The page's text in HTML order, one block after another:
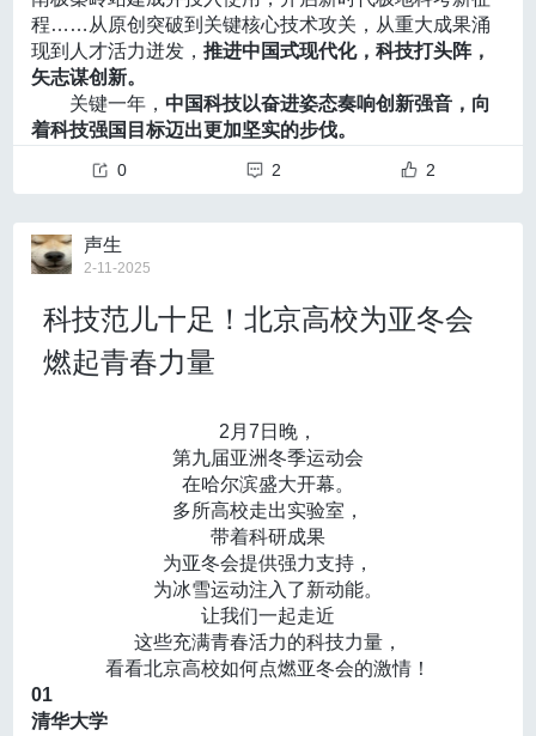
通桥梁，开创了全新的人机交互范式。
数字技术不断创新迭代的同时，人类的感知、认知乃至
社会结构也正经历着深刻的改变。波兹曼（Postman）
从认知的角度分析了现代电子媒介电视如何影响了公众
的信息消费模式，而曼纽尔·卡斯特（Manuel Castells）
分析了信息技术革命如何构建出“网络社会”这一新社会结
构。这启示我们
技术的诞生带来的不仅是效率的提升，
此。脑机接口技术或将促使诞生一个模糊人类和机器界
限的社会，这将伴随着一系列人机伦理、隐私等问题。
河实验室执行主任明东教授在《脑机接口：从科幻走向
现实》一文中警示：“如何确保脑机接口的公平性、安全
性与普遍性，如何平衡技术创新与潜在风险，将是人类
划》），展现出北京建设“人工智能+”新未来的决心。作
为今年本土人工智能大模型代表的DeepSeek，为背景
建设人工智能创新策源地和应用高地带来了有益思考。
王耀祖认为技术突破背后离不开长期的基础研究投入、
跨学科的合作以及算力资源的有效整合。结合这一成功
经验，他指出未来北京市的人工智能建设可以从以下几
eepSeek的成功经验再次印证了这一点。因此，北京市
应进一步加大对底层技术的支持，在政策上为科研提供
研究，为行业发展提供稳固支撑。
其次，DeepSeek 团队的年轻化趋势凸显了 AI 领域人才
培养的新特点，北京市应加快优化人才引进和培养机
时加大对中小企业的扶持力度，为创业团队提供更多资
金与资源支持，打破技术创新的资金壁垒。
合精度训练框架，相较于传统的FP32或BF16，这种方
法可以节省约30%～50%的显存占用，从而降低了整体
训练成本。
大模型训练的另一大成本来自数据标注，传统AI需要海
量高质的人工标注数据，而这部分成本较为昂贵，Deep
Seek则采用数据蒸馏（Data Distillation），大幅降低
数据获取和标注成本。同时模型采用强化学习（Reinfor
cement Learning）替代监督微调，在极少标注数据下
提升推理能力，实现了大幅减少数据需求。
这一过程类似于让学生（小模型）在没有明确纠错和奖
励的情况下，通过自主地探索数据，从经验丰富的老师
（大模型）身上，提取“精华笔记”，以高效的学习方式
学习最“有价值”的数据，进而掌握核心知识。王耀祖
说：“这种数据蒸馏的技术，仅采用传统的1/5的数据量就
可以达到同等效果。”
祖介绍，上述的方式都相当于通过优化模型架构革新降
低算力需求，但传统大模型是通过更强大的计算资源和
高端芯片集群，提高模型的计算速度和处理能力。“在一
定程度上，我们可以缓解对硬件的依赖，在算力受限条
件下实现更高效训练。”
与众多闭源的商业模型不同，DeepSeek推出之初便打
响了“开源”的名号，众多鲜少使用AI的普通用户纷纷投身
这场AI使用热潮，在互联网上分享自己使用DeepSeek的
经历，而一众技术人员也积极投入DeepSeek的研究、
探索、复现、改进中，点燃起整个互联网的讨论热情。
开源相当于为全球开发者提供了一个AI “基础设施”。
耀祖认为，开源不仅降低了AI接入门槛，还让更多的人
程……从原创突破到关键核心技术攻关，从重大成果涌
现到人才活力迸发，推进中国式现代化，科技打头阵，
矢志谋创新。
关键一年，中国科技以奋进姿态奏响创新强音，向
着科技强国目标迈出更加坚实的步伐。
越星河，携月壤，嫦娥六号逐梦归。2024年6月25
月球背面样品，创造中国航天新的世界纪录，刷新了中
国人逐梦星辰的新高度。
嫦娥六号之前，人类开展的10次月球采样均位于正
面，想要揭开更多的月球起源和演化奥秘，必须到月背
去。
上第一行足迹，再赴“月背征途”，嫦娥六号任务更加艰巨
——要将珍贵月背土壤“背”回地球。
月球背面，不仅遍布沟壑、峡谷和悬崖，更是亘
古“背对”地球，形成地月之间的通信鸿沟。
这是自立自强的接力。
月背采样，没有先例。在挑战中前行，在任务中锤
炼。研制团队攻克了月球逆行轨道设计与控制、月背智
能快速采样和月背起飞上升等多项关键技术，完成了中
国航天史上迄今为止技术水平最高的月球探测任务。地
月之间搭建“鹊桥”、巧妙设计轨道、接力避障选好落点、
自动密封确保月壤“原汁原味”……哪里有困难，哪里就有
航天人攻坚的身影。
0 2 2
声生
2-11-2025
科技范儿十足！北京高校为亚冬会
燃起青春力量
2月7日晚，
第九届亚洲冬季运动会
在哈尔滨盛大开幕。
多所高校走出实验室，
带着科研成果
为亚冬会提供强力支持，
为冰雪运动注入了新动能。
让我们一起走近
这些充满青春活力的科技力量，
看看北京高校如何点燃亚冬会的激情！
01
清华大学